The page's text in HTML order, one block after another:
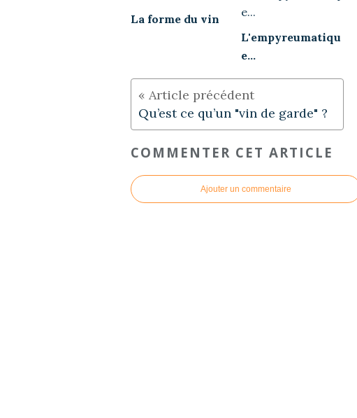
La forme du vin
L'empyreumatiqu
e...
Qu’est ce qu’un "vin de garde" ?
COMMENTER CET ARTICLE
Ajouter un commentaire